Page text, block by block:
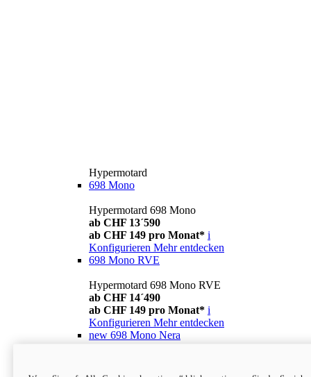
Hypermotard
698 Mono
Hypermotard 698 Mono
ab CHF 13´590
ab CHF 149 pro Monat* i
Konfigurieren Mehr entdecken
698 Mono RVE
Hypermotard 698 Mono RVE
ab CHF 14´490
ab CHF 149 pro Monat* i
Konfigurieren Mehr entdecken
new 698 Mono Nera
ab CHF 13´990